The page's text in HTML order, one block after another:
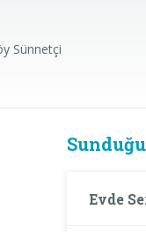
Sünnetçi
Evde